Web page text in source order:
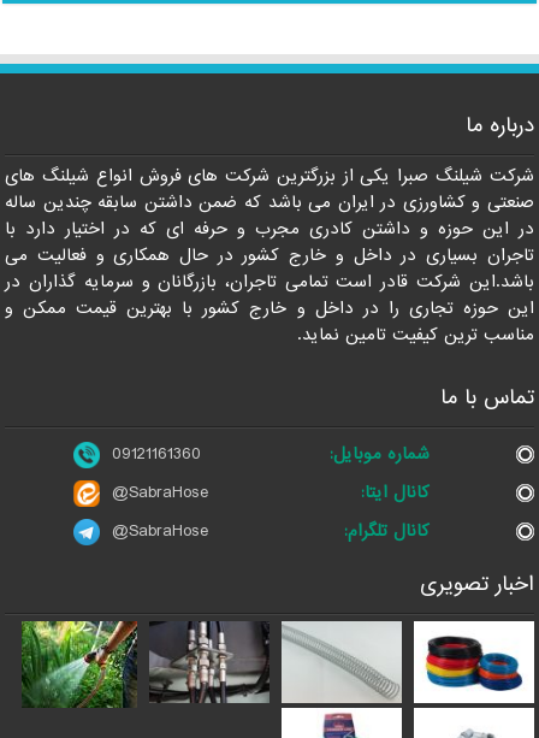
درباره ما
شرکت شیلنگ صبرا یکی از بزرگترین شرکت های فروش انواع شیلنگ های
صنعتی و کشاورزی در ایران می باشد که ضمن داشتن سابقه چندین ساله
در این حوزه و داشتن کادری مجرب و حرفه ای که در اختیار دارد با
تاجران بسیاری در داخل و خارج کشور در حال همکاری و فعالیت می
باشد.این شرکت قادر است تمامی تاجران، بازرگانان و سرمایه گذاران در
این حوزه تجاری را در داخل و خارج کشور با بهترین قیمت ممکن و
مناسب ترین کیفیت تامین نماید.
تماس با ما
شماره موبایل:
09121161360
کانال ایتا:
@SabraHose
کانال تلگرام:
@SabraHose
اخبار تصویری